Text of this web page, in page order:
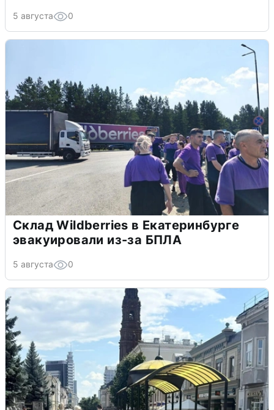
5 августа 0
Склад Wildberries в Екатеринбурге
эвакуировали из-за БПЛА
5 августа 0